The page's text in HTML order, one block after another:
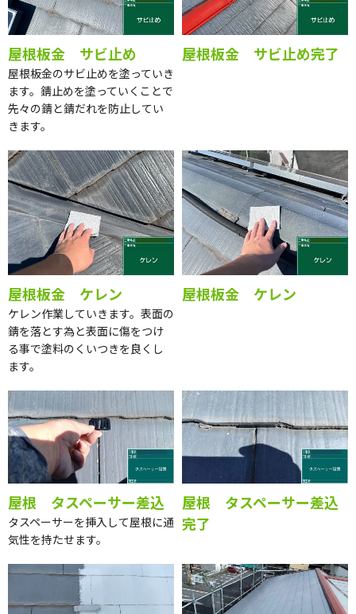
屋根板金 サビ止め
屋根板金のサビ止めを塗っていき
ます。錆止めを塗っていくことで
先々の錆と錆だれを防止してい
きます。
屋根板金 サビ止め完了
屋根板金 ケレン
ケレン作業していきます。表面の
錆を落とす為と表面に傷をつけ
る事で塗料のくいつきを良くし
ます。
屋根板金 ケレン
屋根 タスペーサー差込
タスペーサーを挿入して屋根に通
気性を持たせます。
屋根 タスペーサー差込
完了